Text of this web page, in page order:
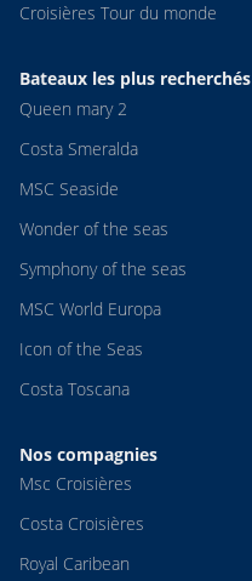
Croisières Tour du monde
Bateaux les plus recherchés
Queen mary 2
Costa Smeralda
MSC Seaside
Wonder of the seas
Symphony of the seas
MSC World Europa
Icon of the Seas
Costa Toscana
Nos compagnies
Msc Croisières
Costa Croisières
Royal Caribean